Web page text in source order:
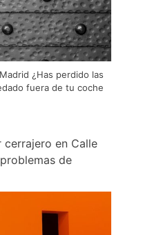
¿Has perdido las
fuera de tu coche
en Calle
de